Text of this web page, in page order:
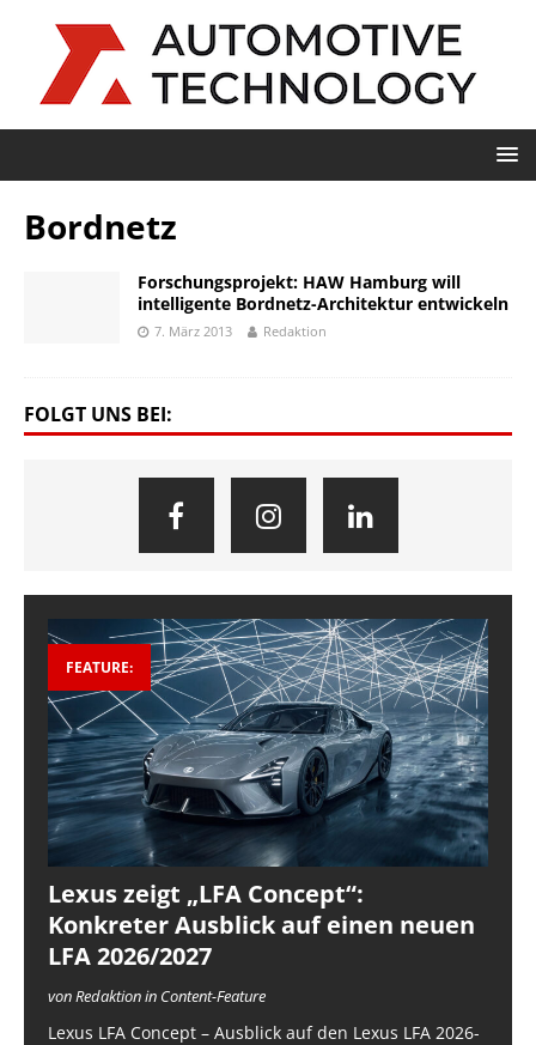
Bordnetz
Forschungsprojekt: HAW Hamburg will
intelligente Bordnetz-Architektur entwickeln
7. März 2013 Redaktion
FOLGT UNS BEI:
FEATURE:
Lexus zeigt „LFA Concept“:
Konkreter Ausblick auf einen neuen
LFA 2026/2027
von Redaktion in Content-Feature
Lexus LFA Concept – Ausblick auf den Lexus LFA 2026-